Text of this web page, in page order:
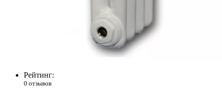
Рейтинг:
0 отзывов